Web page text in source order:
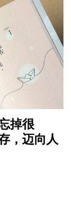
掉很
，迈向人